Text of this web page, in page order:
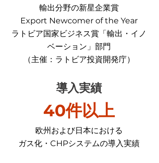
輸出分野の新星企業賞
Export Newcomer of the Year
ラトビア国家ビジネス賞「輸出・イノ
ベーション」部門
（主催：ラトビア投資開発庁）
導入実績
40件以上
欧州および日本における
ガス化・CHPシステムの導入実績